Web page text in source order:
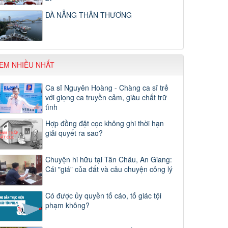
ĐÀ NẴNG THÂN THƯƠNG
NHIỀU NHẤT
Ca sĩ Nguyên Hoàng - Chàng ca sĩ trẻ
với giọng ca truyền cảm, giàu chất trữ
tình
Hợp đồng đặt cọc không ghi thời hạn
giải quyết ra sao?
Chuyện hi hữu tại Tân Châu, An Giang:
Cái "giá” của đất và câu chuyện công lý
Có được ủy quyền tố cáo, tố giác tội
phạm không?